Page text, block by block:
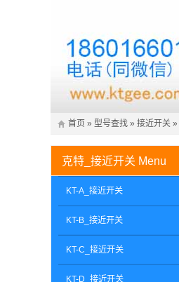
首页 » 型号查找 » 接近开关 »
克特_接近开关 Menu
KT-A_接近开关
KT-B_接近开关
KT-C_接近开关
KT-D_接近开关